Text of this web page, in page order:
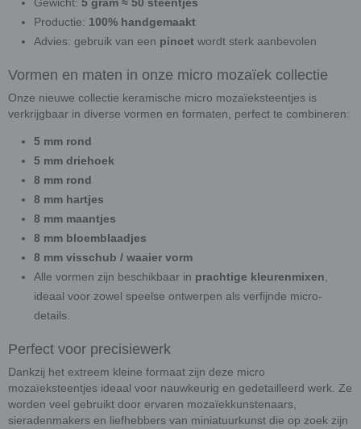
Productie: 100% handgemaakt
Advies: gebruik van een pincet wordt sterk aanbevolen
Vormen en maten in onze micro mozaïek collectie
Onze nieuwe collectie keramische micro mozaïeksteentjes is
verkrijgbaar in diverse vormen en formaten, perfect te combineren:
5 mm rond
5 mm driehoek
8 mm rond
8 mm hartjes
8 mm maantjes
8 mm bloemblaadjes
8 mm visschub / waaier vorm
Alle vormen zijn beschikbaar in prachtige kleurenmixen
ideaal voor zowel speelse ontwerpen als verfijnde micro-
details.
Perfect voor precisiewerk
Dankzij het extreem kleine formaat zijn deze micro
mozaïeksteentjes ideaal voor nauwkeurig en gedetailleerd werk. Ze
worden veel gebruikt door ervaren mozaïekkunstenaars,
sieradenmakers en liefhebbers van miniatuurkunst die op zoek zijn